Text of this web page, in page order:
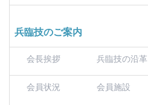
兵臨技のご案内
会長挨拶 兵臨技の沿革
会員状況 会員施設